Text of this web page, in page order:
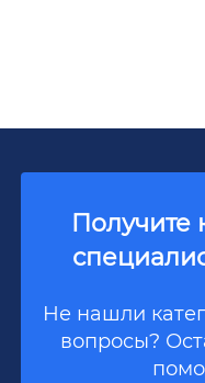
Получите
Не нашли
вопросы?